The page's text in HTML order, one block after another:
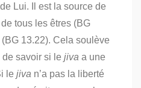
Lui. Il est la source de
tous les êtres (BG
(BG 13.22). Cela soulève
savoir si le jiva a une
le jiva n’a pas la liberté